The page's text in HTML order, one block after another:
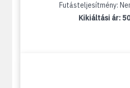
Futásteljesítmény:
Kikiáltási ár: